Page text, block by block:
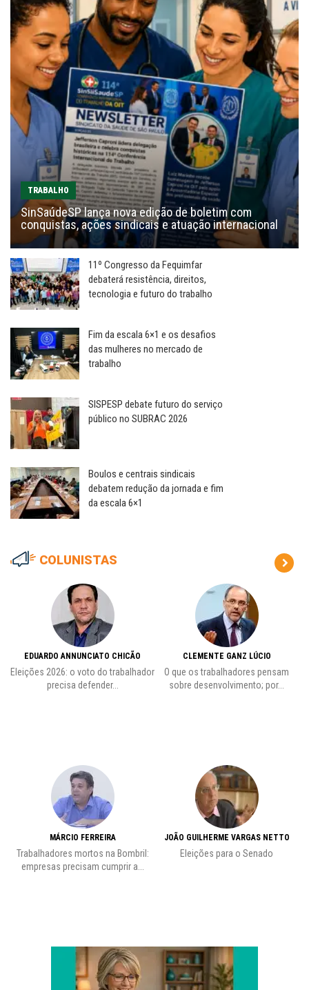
TRABALHO
SinSaúdeSP lança nova edição de boletim com
conquistas, ações sindicais e atuação internacional
11º Congresso da Fequimfar
debaterá resistência, direitos,
tecnologia e futuro do trabalho
Fim da escala 6×1 e os desafios
das mulheres no mercado de
trabalho
SISPESP debate futuro do serviço
público no SUBRAC 2026
Boulos e centrais sindicais
debatem redução da jornada e fim
da escala 6×1
COLUNISTAS
EDUARDO ANNUNCIATO CHICÃO
Eleições 2026: o voto do trabalhador
precisa defender...
MÁRCIO FERREIRA
Trabalhadores mortos na Bombril:
empresas precisam cumprir a...
CLEMENTE GANZ LÚCIO
O que os trabalhadores pensam
sobre desenvolvimento; por...
JOÃO GUILHERME VARGAS NETTO
Eleições para o Senado